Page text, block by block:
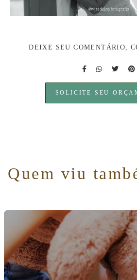
DEIXE SEU COMENTÁRIO,
SOLICITE SEU
Quem viu